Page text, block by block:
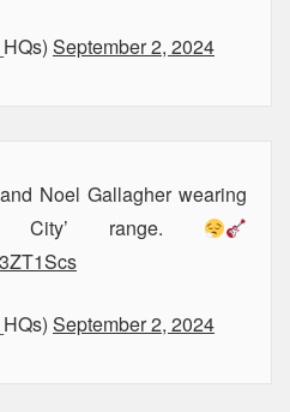
September 2, 2024
Noel Gallagher wearing
City’ range.
September 2, 2024